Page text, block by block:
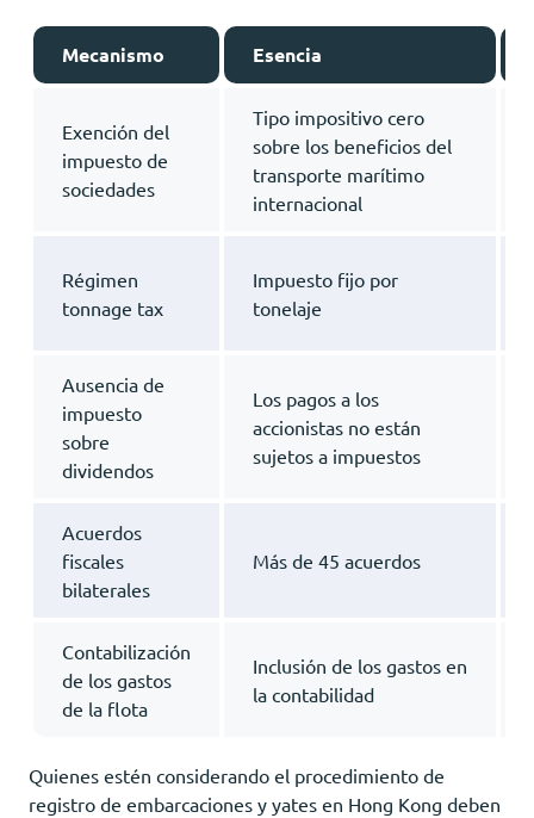
Mecanismo Esencia
Exención del
impuesto de
sociedades
Tipo impositivo cero
sobre los beneficios del
transporte marítimo
internacional
Régimen
tonnage tax
Impuesto fijo por
tonelaje
Ausencia de
impuesto
sobre
dividendos
Los pagos a los
accionistas no están
sujetos a impuestos
Acuerdos
fiscales
bilaterales
Más de 45 acuerdos
Contabilización
de los gastos
de la flota
Inclusión de los gastos en
la contabilidad
Quienes estén considerando el procedimiento de
registro de embarcaciones y yates en Hong Kong deben